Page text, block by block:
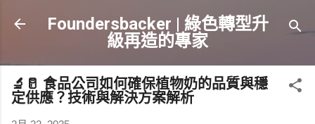
跳到主要內容
Foundersbacker | 綠色轉型升
級再造的專家
🔬🥛 食品公司如何確保植物奶的品質與穩
定供應？技術與解決方案解析